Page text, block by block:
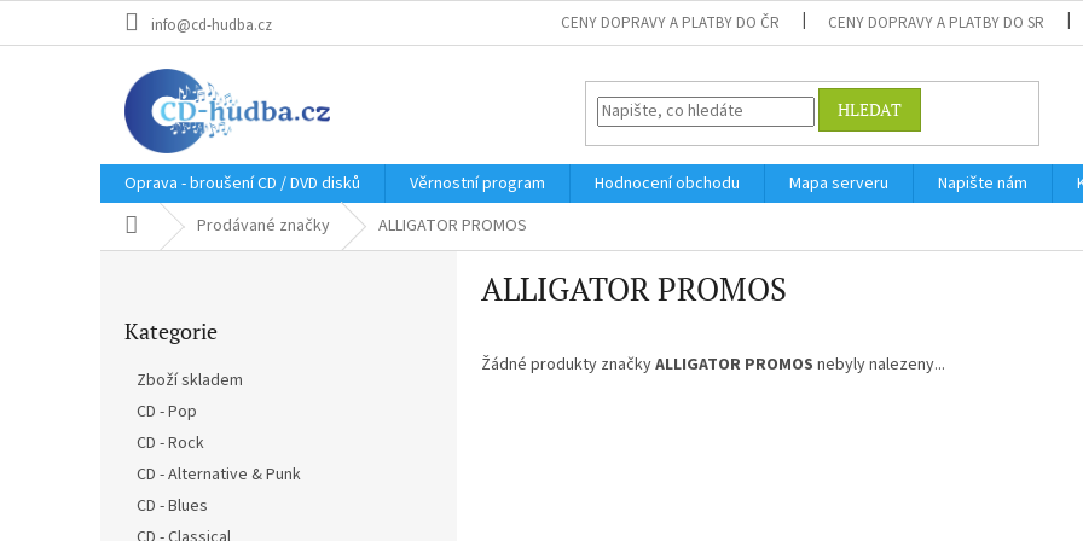
info@cd-hudba.cz CENY DOPRAVY A PLATBY DO ČR CENY DOPRAVY A PLATBY DO SR
HLEDAT
Oprava - broušení CD / DVD disků Věrnostní program Hodnocení obchodu Mapa serveru Napište nám
Domů Prodávané značky ALLIGATOR PROMOS
kategorie
Kategorie
Zboží skladem
CD - Pop
CD - Rock
CD - Alternative & Punk
CD - Blues
ALLIGATOR PROMOS
Žádné produkty značkyALLIGATOR PROMOS nebyly nalezeny...